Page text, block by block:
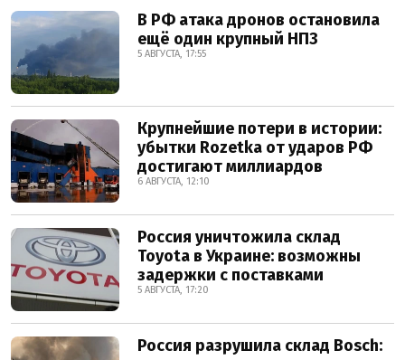
В РФ атака дронов остановила
ещё один крупный НПЗ
5 АВГУСТА, 17:55
Крупнейшие потери в истории:
убытки Rozetka от ударов РФ
достигают миллиардов
6 АВГУСТА, 12:10
Россия уничтожила склад
Toyota в Украине: возможны
задержки с поставками
5 АВГУСТА, 17:20
Россия разрушила склад Bosch: